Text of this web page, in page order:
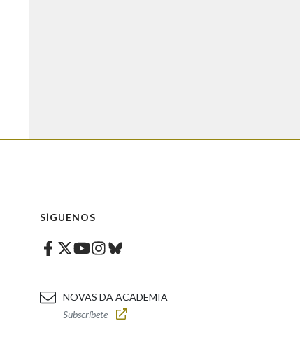
SÍGUENOS
Facebook
Twitter
Youtube
Instagram
Bluesky
NOVAS DA ACADEMIA
Subscríbete